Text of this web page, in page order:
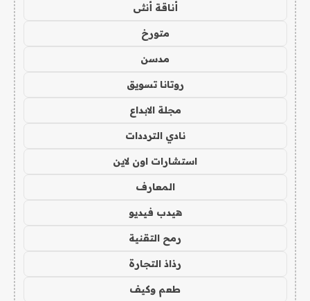
أناقة أنثى
متورخ
مدسن
روتانا تسويق
مجلة الابداع
نادي الترددات
استشارات اون لاين
المعارف
هيدب فيديو
رمح التقنية
رذاذ التجارة
طعم وكيف